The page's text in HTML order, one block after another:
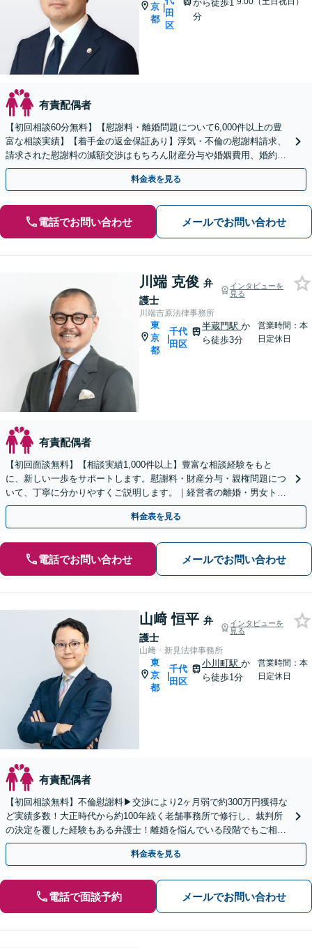
京
都
|
田
区
から徒歩1
分
有責配偶者
【初回相談60分無料】【慰謝料・離婚問題について6,000件以上の豊
富な相談実績】【着手金の返金保証あり】浮気・不倫の慰謝料請求、
請求された慰謝料の減額交渉はもちろん財産分与や婚姻費用、婚約破
棄など様々な離婚・男女問題の解決実績が豊富です。
料金表を見る
電話でお問い合わせ メールでお問い合わせ
川端 克俊 弁
護士
インタビューを
見る
川端吉原法律事務所
東
京
都
|
千代
田区
半蔵門駅か
ら徒歩3分
営業時間：本
日定休日
有責配偶者
【初回面談無料】【相談実績1,000件以上】豊富な相談経験をもと
に、新しい一歩をサポートします。慰謝料・財産分与・親権問題につ
いて、丁寧に分かりやすくご説明します。｜経営者の離婚・男女トラ
ブルもお任せください【秘密厳守】【休日・夜間相談可】
料金表を見る
電話でお問い合わせ メールでお問い合わせ
山﨑 恒平 弁
護士
インタビューを
見る
山﨑・新見法律事務所
東
京
都
|
千代
田区
小川町駅か
ら徒歩1分
営業時間：本
日定休日
有責配偶者
【初回相談無料】不倫慰謝料▶︎交渉により2ヶ月弱で約300万円獲得な
ど実績多数！大正時代から約100年続く老舗事務所で修行し、裁判所
の決定を覆した経験もある弁護士！離婚を悩んでいる段階でもご相談
ください。有利な結果になるよう尽力いたします
料金表を見る
電話で面談予約 メールでお問い合わせ